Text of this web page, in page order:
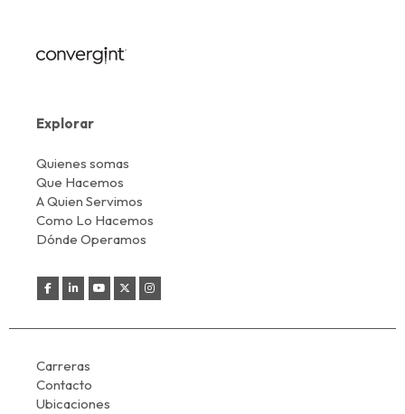
Explorar
Quienes somas
Que Hacemos
A Quien Servimos
Como Lo Hacemos
Dónde Operamos
Carreras
Contacto
Ubicaciones